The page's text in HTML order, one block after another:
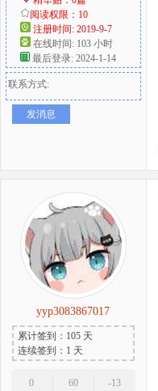
阅读权限：10
注册时间: 2019-9-7
在线时间: 103 小时
最后登录: 2024-1-14
联系方式:
发消息
yyp3083867017
累计签到：105 天
连续签到：1 天
0
60
-13